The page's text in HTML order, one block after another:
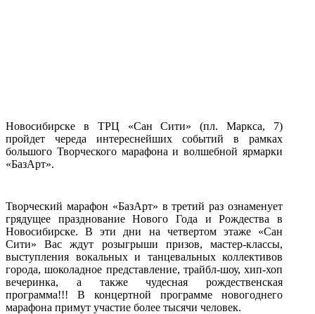
Новосибирске в ТРЦ «Сан Сити» (пл. Маркса, 7)
пройдет череда интереснейших событий в рамках
большого Творческого марафона и волшебной ярмарки
«БазАрт».
Творческий марафон «БазАрт» в третий раз ознаменует
грядущее празднование Нового Года и Рождества в
Новосибирске. В эти дни на четвертом этаже «Сан
Сити» Вас ждут розыгрыши призов, мастер-классы,
выступления вокальных и танцевальных коллективов
города, шоколадное представление, трайбл-шоу, хип-хоп
вечеринка, а также чудесная рождественская
программа!!! В концертной программе новогоднего
марафона примут участие более тысячи человек.